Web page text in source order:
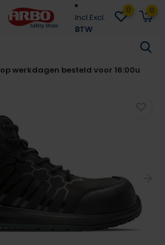
Incl.Excl.
BTW
0 0
op werkdagen besteld voor 16:00u